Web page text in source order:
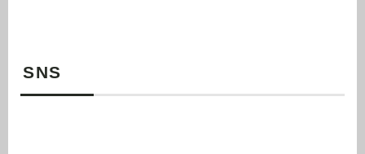
SNS